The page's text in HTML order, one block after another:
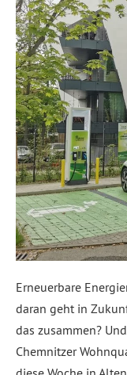
Erneuerbare
daran geht in
das zusammen?
Chemnitzer